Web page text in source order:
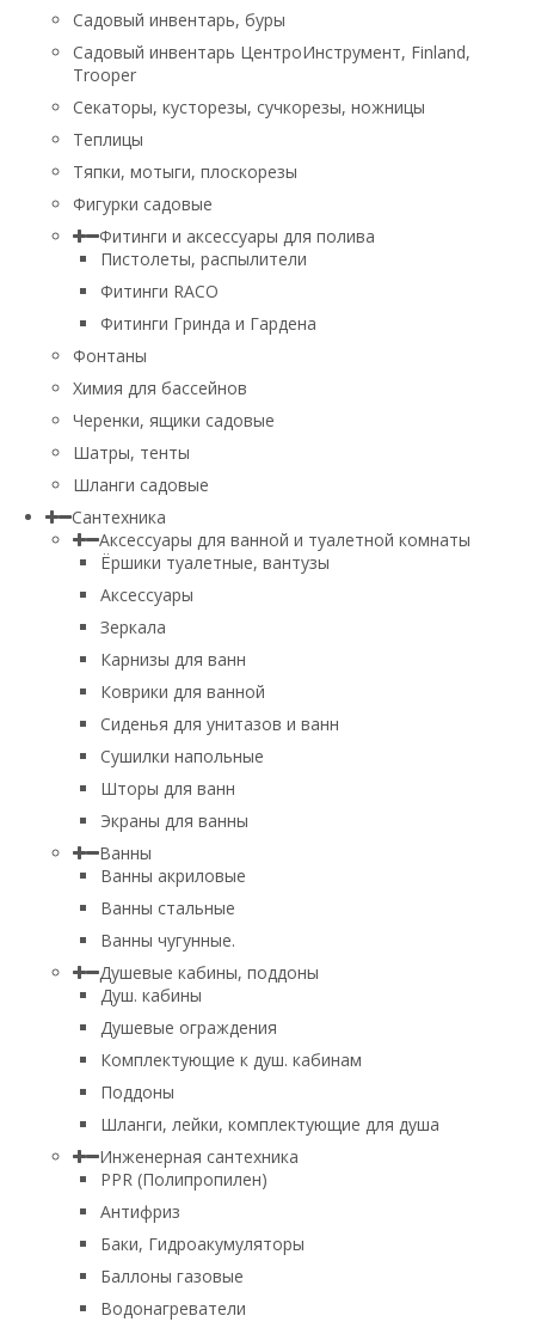
Садовый инвентарь, буры
Садовый инвентарь ЦентроИнструмент, Finland,
Trooper
Секаторы, кусторезы, сучкорезы, ножницы
Теплицы
Тяпки, мотыги, плоскорезы
Фигурки садовые
Фитинги и аксессуары для полива
Пистолеты, распылители
Фитинги RACO
Фитинги Гринда и Гардена
Фонтаны
Химия для бассейнов
Черенки, ящики садовые
Шатры, тенты
Шланги садовые
Сантехника
Аксессуары для ванной и туалетной комнаты
Ёршики туалетные, вантузы
Аксессуары
Зеркала
Карнизы для ванн
Коврики для ванной
Сиденья для унитазов и ванн
Сушилки напольные
Шторы для ванн
Экраны для ванны
Ванны
Ванны акриловые
Ванны стальные
Ванны чугунные.
Душевые кабины, поддоны
Душ. кабины
Душевые ограждения
Комплектующие к душ. кабинам
Поддоны
Шланги, лейки, комплектующие для душа
Инженерная сантехника
PPR (Полипропилен)
Антифриз
Баки, Гидроакумуляторы
Баллоны газовые
Водонагреватели